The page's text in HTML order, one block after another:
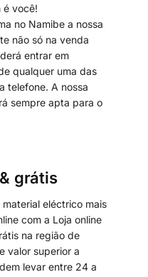
é você!
no Namibe a nossa
não só na venda
entrar em
qualquer uma das
telefone. A nossa
sempre apta para o
grátis
eléctrico mais
com a Loja online
na região de
valor superior a
levar entre 24 a